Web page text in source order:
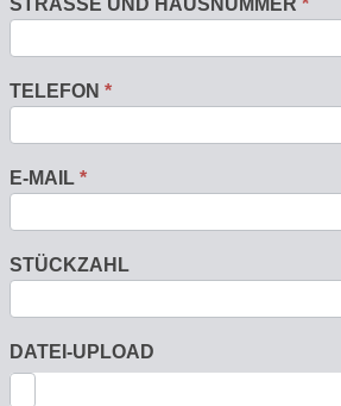
STRASSE UND HAUSNUMMER *
TELEFON *
E-MAIL *
STÜCKZAHL
DATEI-UPLOAD